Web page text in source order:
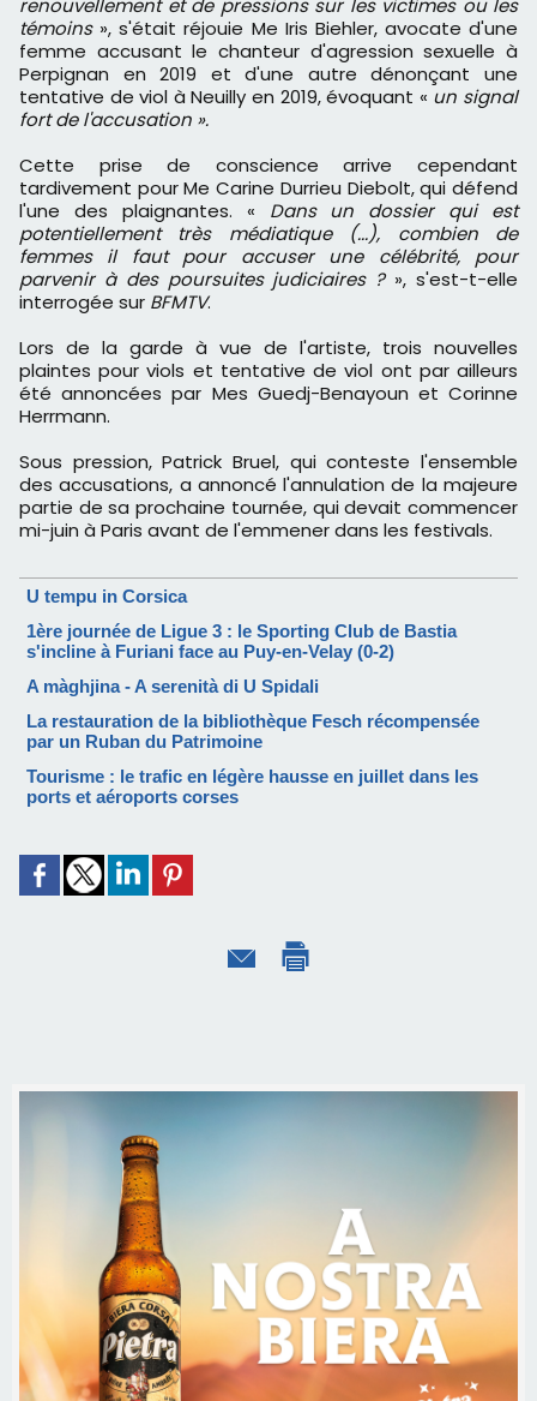
témoins », s'était réjouie Me Iris Biehler, avocate d'une
femme accusant le chanteur d'agression sexuelle à
Perpignan en 2019 et d'une autre dénonçant une
tentative de viol à Neuilly en 2019, évoquant « un signal
fort de l'accusation ».
Cette prise de conscience arrive cependant
tardivement pour Me Carine Durrieu Diebolt, qui défend
l'une des plaignantes. « Dans un dossier qui est
potentiellement très médiatique (...), combien de
femmes il faut pour accuser une célébrité, pour
parvenir à des poursuites judiciaires ? », s'est-t-elle
interrogée sur BFMTV.
Lors de la garde à vue de l'artiste, trois nouvelles
plaintes pour viols et tentative de viol ont par ailleurs
été annoncées par Mes Guedj-Benayoun et Corinne
Herrmann.
Sous pression, Patrick Bruel, qui conteste l'ensemble
des accusations, a annoncé l'annulation de la majeure
partie de sa prochaine tournée, qui devait commencer
mi-juin à Paris avant de l'emmener dans les festivals.
U tempu in Corsica
1ère journée de Ligue 3 : le Sporting Club de Bastia
s'incline à Furiani face au Puy-en-Velay (0-2)
A màghjina - A serenità di U Spidali
La restauration de la bibliothèque Fesch récompensée
par un Ruban du Patrimoine
Tourisme : le trafic en légère hausse en juillet dans les
ports et aéroports corses